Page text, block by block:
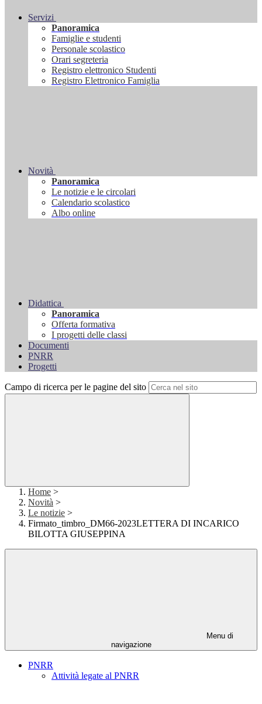
Servizi
Panoramica
Famiglie e studenti
Personale scolastico
Orari segreteria
Registro elettronico Studenti
Registro Elettronico Famiglia
Novità
Panoramica
Le notizie e le circolari
Calendario scolastico
Albo online
Didattica
Panoramica
Offerta formativa
I progetti delle classi
Documenti
PNRR
Progetti
Campo di ricerca per le pagine del sito
Home >
Novità >
Le notizie >
Firmato_timbro_DM66-2023LETTERA DI INCARICO
BILOTTA GIUSEPPINA
Menu di
navigazione
PNRR
Attività legate al PNRR